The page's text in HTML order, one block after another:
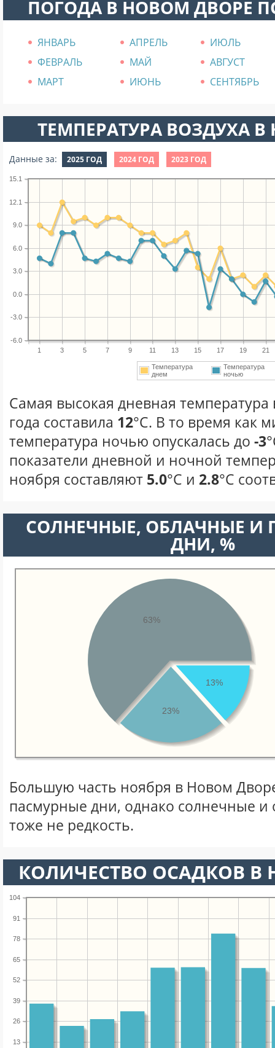
ПОГОДА В НОВОМ ДВОРЕ
ЯНВАРЬ АПРЕЛЬ
ИЮЛЬ
ФЕВРАЛЬ
МАЙ
АВГУСТ
МАРТ
ИЮНЬ СЕНТЯБРЬ
ТЕМПЕРАТУРА ВОЗДУХА В
Данные за: 2025 ГОД 2024 ГОД 2023 ГОД
1 3 5 7 9 11 13 15 17 19 21
-6.0
-3.0
0.0
3.0
6.0
9.0
12.1
15.1
Температура
днем
Температура
ночью
Самая высокая дневная температура
года составила 12°С. В то время как
температура ночью опускалась до -3
показатели дневной и ночной
ноября составляют 5.0°С и 2.8°С
CОЛНЕЧНЫЕ, ОБЛАЧНЫЕ И
ДНИ, %
13%
23%
63%
Большую часть ноября в Новом
пасмурные дни, однако солнечные
тоже не редкость.
КОЛИЧЕСТВО ОСАДКОВ В
13
26
39
52
65
78
91
104